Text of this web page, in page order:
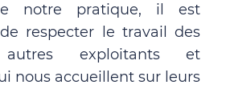
notre pratique, il est
respecter le travail des
autres exploitants et
nous accueillent sur leurs